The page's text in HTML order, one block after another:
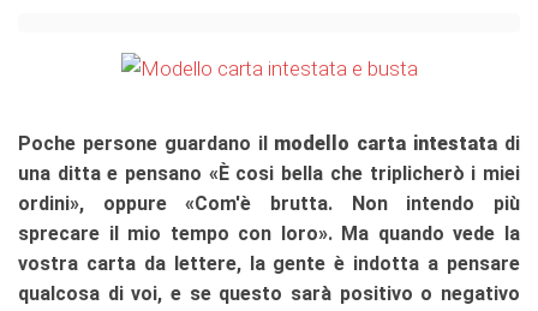
Poche persone guardano il modello carta intestata di
una ditta e pensano «È cosi bella che triplicherò i miei
ordini», oppure «Com'è brutta. Non intendo più
sprecare il mio tempo con loro». Ma quando vede la
vostra carta da lettere, la gente è indotta a pensare
qualcosa di voi, e se questo sarà positivo o negativo